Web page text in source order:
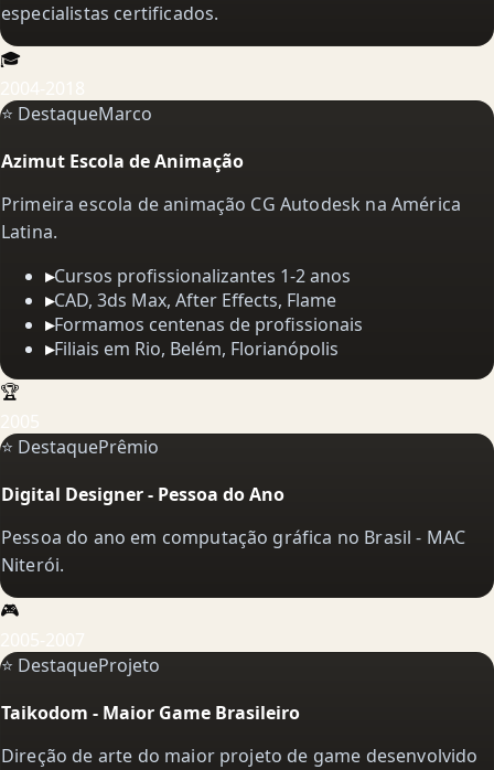
especialistas certificados.
🎓
⭐ DestaqueMarco
Azimut Escola de Animação
Primeira escola de animação CG Autodesk na América
Latina.
▸Cursos profissionalizantes 1-2 anos
▸CAD, 3ds Max, After Effects, Flame
▸Formamos centenas de profissionais
▸Filiais em Rio, Belém, Florianópolis
🏆
⭐ DestaquePrêmio
Digital Designer - Pessoa do Ano
Pessoa do ano em computação gráfica no Brasil - MAC
Niterói.
🎮
⭐ DestaqueProjeto
Taikodom - Maior Game Brasileiro
Direção de arte do maior projeto de game desenvolvido